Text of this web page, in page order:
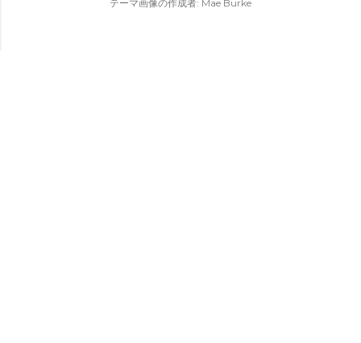
テーマ画像の作成者: Mae Burke